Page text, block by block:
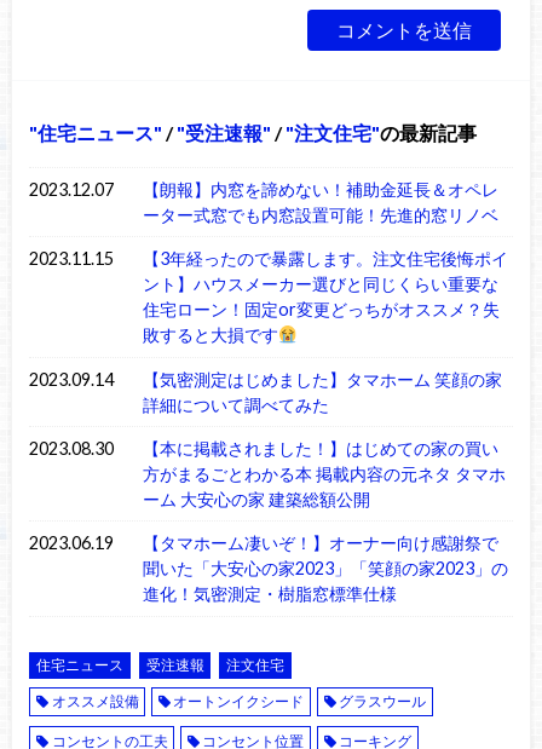
住宅ニュース / 受注速報 / 注文住宅 の最新記事
2023.12.07
【朗報】内窓を諦めない！補助金延長＆オペレ
ーター式窓でも内窓設置可能！先進的窓リノベ
2023.11.15
【3年経ったので暴露します。注文住宅後悔ポイ
ント】ハウスメーカー選びと同じくらい重要な
住宅ローン！固定or変更どっちがオススメ？失
敗すると大損です
2023.09.14
【気密測定はじめました】タマホーム 笑顔の家
詳細について調べてみた
2023.08.30
【本に掲載されました！】はじめての家の買い
方がまるごとわかる本 掲載内容の元ネタ タマホ
ーム 大安心の家 建築総額公開
2023.06.19
【タマホーム凄いぞ！】オーナー向け感謝祭で
聞いた「大安心の家2023」「笑顔の家2023」の
進化！気密測定・樹脂窓標準仕様
住宅ニュース 受注速報
注文住宅
オススメ設備
オートンイクシード グラスウール
コンセントの工夫 コンセント位置 コーキング